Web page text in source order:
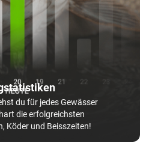
du für jedes Gewässer
die erfolgreichsten
Köder und Beisszeiten!